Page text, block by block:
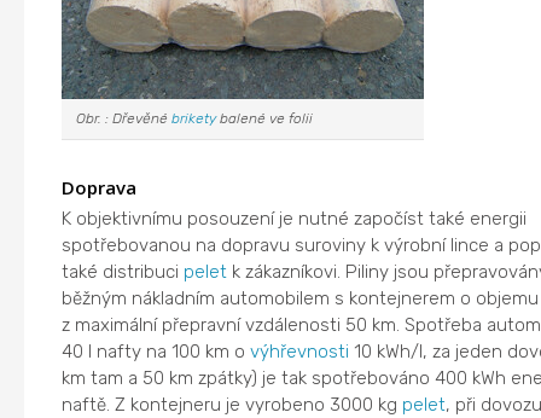
Obr. : Dřevěné briketybalené ve folii
Doprava
K objektivnímu posouzení je nutné započíst také energii
spotřebovanou na dopravu suroviny k výrobní lince a
také distribuci peletk zákazníkovi. Piliny jsou
běžným nákladním automobilem s kontejnerem o objemu
z maximální přepravní vzdálenosti 50 km. Spotřeba
40 l nafty na 100 km o výhřevnosti 10 kWh/l, za jeden
km tam a 50 km zpátky) je tak spotřebováno 400 kWh
naftě. Z kontejneru je vyrobeno 3000 kg pelet, při dovozu